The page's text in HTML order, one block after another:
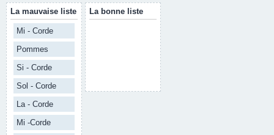
La mauvaise liste
Mi - Corde
Pommes
Si - Corde
Sol - Corde
La - Corde
Mi -Corde
La bonne liste